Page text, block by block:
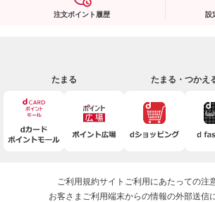
注文ポイント履歴 設
たまる たまる・つかえ
ご利用規約サイトご利用にあたっての注
お客さまご利用端末からの情報の外部送信